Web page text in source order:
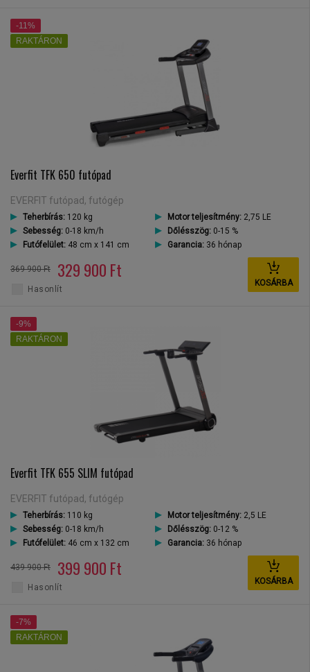
Everfit TFK 650 futópad
EVERFIT futópad, futógép
Teherbírás: 120 kg Motor teljesítmény:2,75 LE
Sebesség: 0-18 km/h Dőlésszög:0-15 %
Futófelület: 48 cm x 141 cm Garancia:36 hónap
369 900 Ft 329 900 Ft
KOSÁRBA
-11%
RAKTÁRON
Hasonlít
Everfit TFK 655 SLIM futópad
EVERFIT futópad, futógép
Teherbírás: 110 kg Motor teljesítmény:2,5 LE
Sebesség: 0-18 km/h Dőlésszög:0-12 %
Futófelület: 46 cm x 132 cm Garancia:36 hónap
439 900 Ft 399 900 Ft
KOSÁRBA
-9%
RAKTÁRON
Hasonlít
-7%
RAKTÁRON